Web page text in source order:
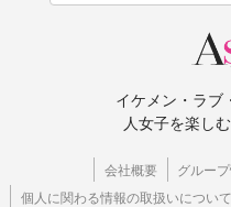
イケメン・ラブ
人女子を楽し
会社概要
グルー
個人に関わる情報の取扱いについて